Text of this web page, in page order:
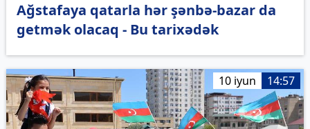
Ağstafaya qatarla hər şənbə-bazar da
getmək olacaq - Bu tarixədək
10 iyun 14:57